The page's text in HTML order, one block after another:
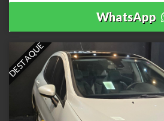
WhatsApp
DESTAQUE